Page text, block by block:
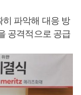
히 파악해 대응 방
공격적으로 공급